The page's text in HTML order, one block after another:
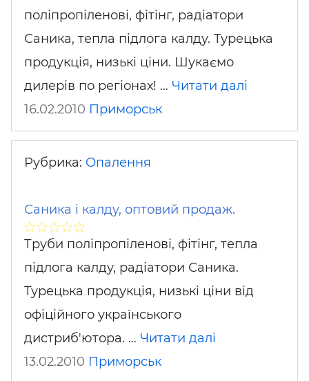
поліпропіленові, фітінг, радіатори
Саника, тепла підлога калду. Турецька
продукція, низькі ціни. Шукаємо
дилерів по регіонах! … Читати далі
16.02.2010 Приморськ
Рубрика: Опалення
Саника і калду, оптовий продаж.
Труби поліпропіленові, фітінг, тепла
підлога калду, радіатори Саника.
Турецька продукція, низькі ціни від
офіційного українського
дистриб'ютора. … Читати далі
13.02.2010 Приморськ